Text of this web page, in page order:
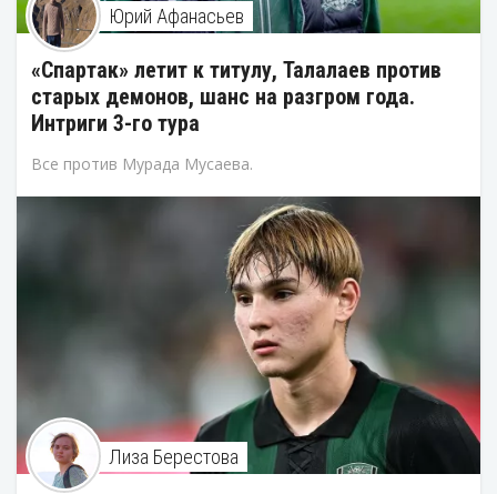
Юрий Афанасьев
«Спартак» летит к титулу, Талалаев против
старых демонов, шанс на разгром года.
Интриги 3-го тура
Все против Мурада Мусаева.
Лиза Берестова